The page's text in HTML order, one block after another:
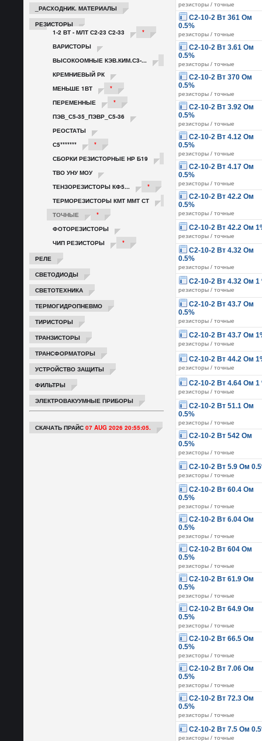
_РАСХОДНИК. МАТЕРИАЛЫ
РЕЗИСТОРЫ
1-2 ВТ - МЛТ С2-23 С2-33
*
ВАРИСТОРЫ
ВЫСОКООМНЫЕ КЭВ.КИМ.С3-...
КРЕМНИЕВЫЙ РК
МЕНЬШЕ 1ВТ
*
ПЕРЕМЕННЫЕ
*
ПЭВ_С5-35_ПЭВР_С5-36
РЕОСТАТЫ
С5*******
*
СБОРКИ РЕЗИСТОРНЫЕ НР Б19
ТВО УНУ МОУ
ТЕНЗОРЕЗИСТОРЫ КФ5...
*
ТЕРМОРЕЗИСТОРЫ КМТ ММТ СТ
ТОЧНЫЕ
*
ФОТОРЕЗИСТОРЫ
ЧИП РЕЗИСТОРЫ
*
РЕЛЕ
СВЕТОДИОДЫ
СВЕТОТЕХНИКА
ТЕРМОГИДРОПНЕВМО
ТИРИСТОРЫ
ТРАНЗИСТОРЫ
ТРАНСФОРМАТОРЫ
УСТРОЙСТВО ЗАЩИТЫ
ФИЛЬТРЫ
ЭЛЕКТРОВАКУУМНЫЕ ПРИБОРЫ
СКАЧАТЬ ПРАЙС 07 AUG 2026 20:55:05.
резисторы / точные
С2-10-2 Вт 361 Ом
0.5%
резисторы / точные
С2-10-2 Вт 3.61 Ом
0.5%
резисторы / точные
С2-10-2 Вт 370 Ом
0.5%
резисторы / точные
С2-10-2 Вт 3.92 Ом
0.5%
резисторы / точные
С2-10-2 Вт 4.12 Ом
0.5%
резисторы / точные
С2-10-2 Вт 4.17 Ом
0.5%
резисторы / точные
С2-10-2 Вт 42.2 Ом
0.5%
резисторы / точные
С2-10-2 Вт 42.2 Ом
резисторы / точные
С2-10-2 Вт 4.32 Ом
0.5%
резисторы / точные
С2-10-2 Вт 4.32 Ом 1
резисторы / точные
С2-10-2 Вт 43.7 Ом
0.5%
резисторы / точные
С2-10-2 Вт 43.7 Ом
резисторы / точные
С2-10-2 Вт 44.2 Ом
резисторы / точные
С2-10-2 Вт 4.64 Ом 1
резисторы / точные
С2-10-2 Вт 51.1 Ом
0.5%
резисторы / точные
С2-10-2 Вт 542 Ом
0.5%
резисторы / точные
С2-10-2 Вт 5.9 Ом
резисторы / точные
С2-10-2 Вт 60.4 Ом
0.5%
резисторы / точные
С2-10-2 Вт 6.04 Ом
0.5%
резисторы / точные
С2-10-2 Вт 604 Ом
0.5%
резисторы / точные
С2-10-2 Вт 61.9 Ом
0.5%
резисторы / точные
С2-10-2 Вт 64.9 Ом
0.5%
резисторы / точные
С2-10-2 Вт 66.5 Ом
0.5%
резисторы / точные
С2-10-2 Вт 7.06 Ом
0.5%
резисторы / точные
С2-10-2 Вт 72.3 Ом
0.5%
резисторы / точные
С2-10-2 Вт 7.5 Ом
резисторы / точные